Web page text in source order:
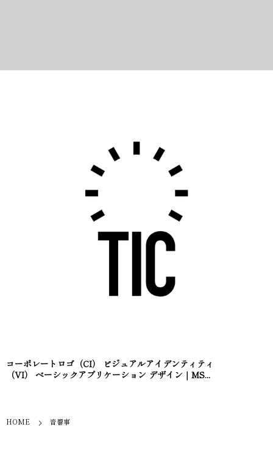
コーポレートロゴ（CI） ビジュアルアイデンティティ
（VI） ベーシックアプリケーション デザイン｜MS...
HOME 音響事